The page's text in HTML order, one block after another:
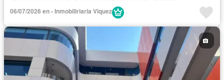
Internet
06/07/2026 en - Inmobiliriaria Viquez